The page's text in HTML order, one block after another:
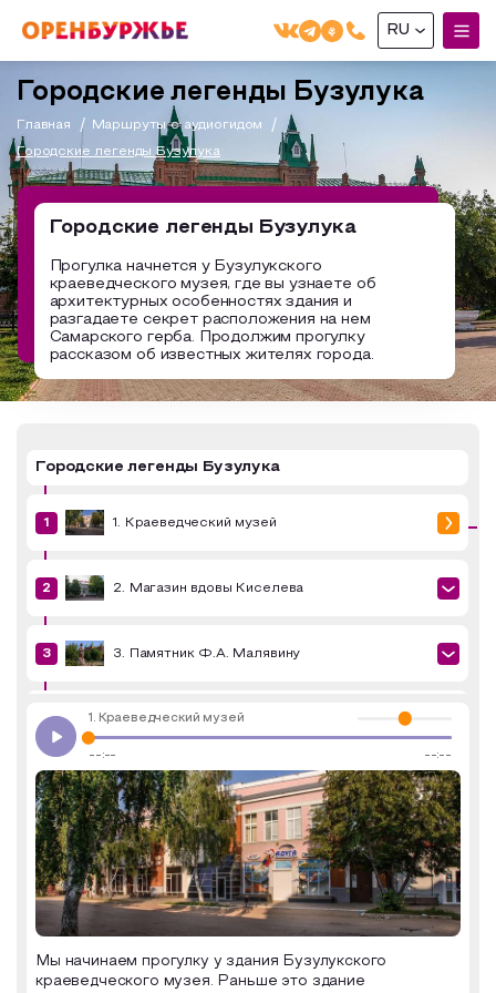
О РЕГИОНЕ
О регионе
Фотобанк
Бузулук и Бузулукский район
Соль-Илецкий район
Саракташский район
МОЙ МАРШРУТ
Маршруты от туроператоров
Промышленный туризм
Пешеходный туризм
Автотуризм
Образовательный туризм
Маршруты от экскурсоводов
Все маршруты
Доступная среда
ГДЕ ПОЕСТЬ
ГДЕ ОСТАНОВИТЬСЯ
НАЦИОНАЛЬНЫЙ ТУРИСТСКИЙ МАРШРУТ
RU
English(EN)
Русский(RU)
Городские легенды Бузулука
Главная Маршруты с аудиогидом
Городские легенды Бузулука
Городские легенды Бузулука
Прогулка начнется у Бузулукского
краеведческого музея, где вы узнаете об
архитектурных особенностях здания и
разгадаете секрет расположения на нем
Самарского герба. Продолжим прогулку
рассказом об известных жителях города.
Городские легенды Бузулука
1. Краеведческий музей
2. Магазин вдовы Киселева
3. Памятник Ф.А. Малявину
4. Троицкая часовня
5. Бывшая Женская гимназия
6. Водонапорная башня
7. Бывший дом купца Камязина
8. Здание Земской управы
1. Краеведческий музей
--:-- --:--
Мы начинаем прогулку у здания Бузулукского
краеведческого музея. Раньше это здание